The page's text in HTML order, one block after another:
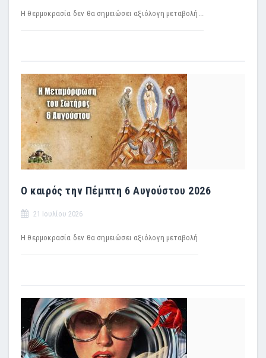
Η θερμοκρασία δεν θα σημειώσει αξιόλογη μεταβολή...
Ο καιρός την Πέμπτη 6 Αυγούστου 2026
21 Ιουλίου 2026
H θερμοκρασία δεν θα σημειώσει αξιόλογη μεταβολή